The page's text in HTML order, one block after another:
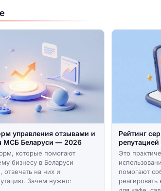
управления отзывами и
МСБ Беларуси — 2026
которые помогают
бизнесу в Беларуси
отвечать на них и
Зачем нужно:
Рейтинг
Это
помогают